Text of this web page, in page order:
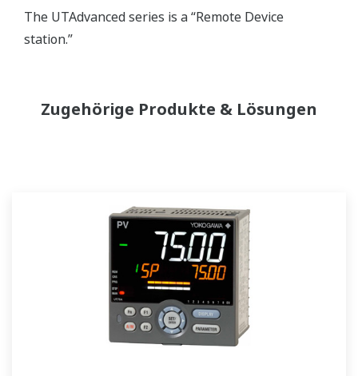
The UTAdvanced series is a “Remote Device
station.”
Zugehörige Produkte & Lösungen